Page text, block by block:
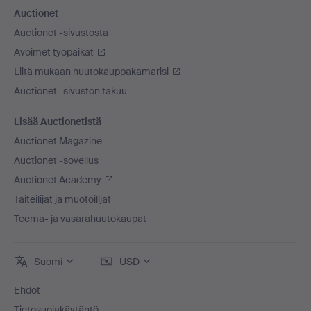
Auctionet
Auctionet -sivustosta
Avoimet työpaikat
Liitä mukaan huutokauppakamarisi
Auctionet -sivuston takuu
Lisää Auctionetistä
Auctionet Magazine
Auctionet -sovellus
Auctionet Academy
Taiteilijat ja muotoilijat
Teema- ja vasarahuutokaupat
Suomi USD
Ehdot